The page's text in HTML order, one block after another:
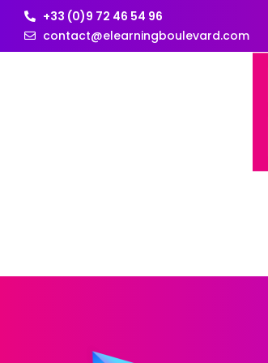
+33 (0)9 72 46 54 96
contact@elearningboulevard.com